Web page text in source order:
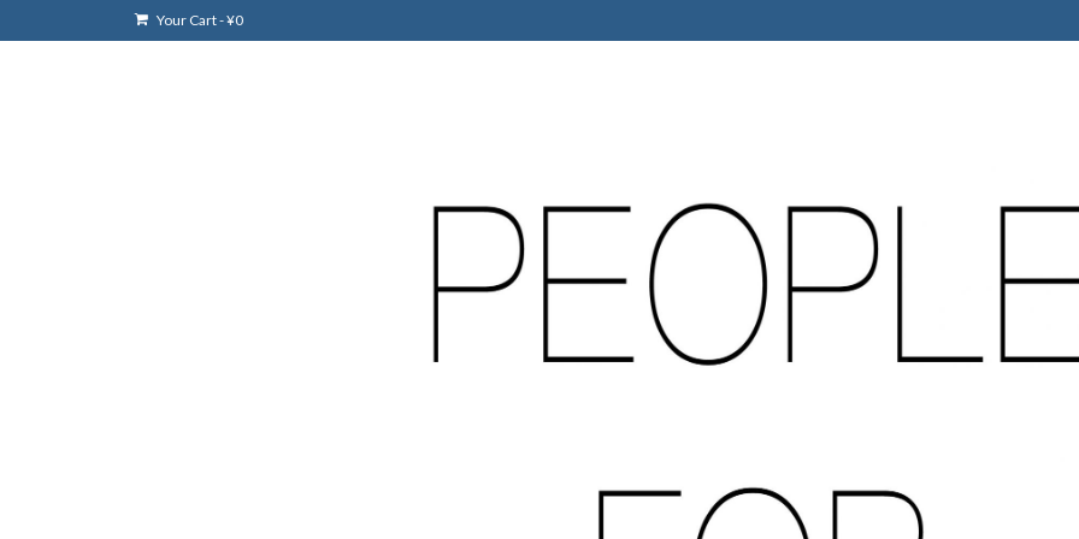
Your Cart-¥0